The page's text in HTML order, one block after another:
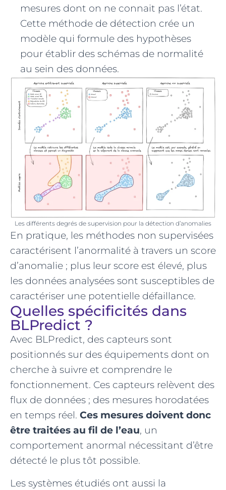
mesures dont on ne connait pas l’état.
Cette méthode de détection crée un
modèle qui formule des hypothèses
pour établir des schémas de normalité
au sein des données.
Les différents degrés de supervision pour la détection d’anomalies
En pratique, les méthodes non supervisées
caractérisent l’anormalité à travers un score
d’anomalie ; plus leur score est élevé, plus
les données analysées sont susceptibles de
caractériser une potentielle défaillance.
Quelles spécificités dans
BLPredict ?
Avec BLPredict, des capteurs sont
positionnés sur des équipements dont on
cherche à suivre et comprendre le
fonctionnement. Ces capteurs relèvent des
flux de données ; des mesures horodatées
en temps réel. Ces mesures doivent donc
être traitées au fil de l’eau, un
comportement anormal nécessitant d’être
détecté le plus tôt possible.
Les systèmes étudiés ont aussi la